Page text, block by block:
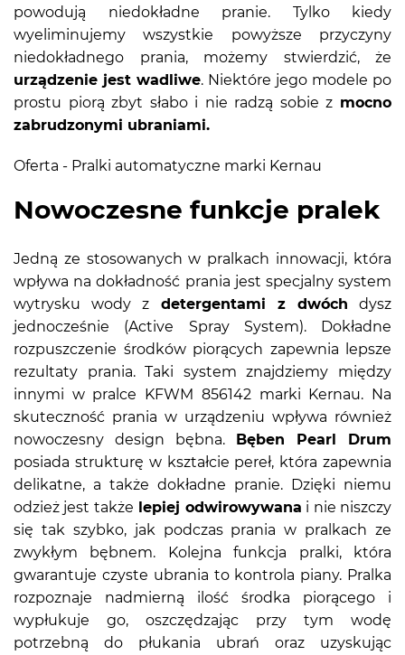
powodują niedokładne pranie. Tylko kiedy
wyeliminujemy wszystkie powyższe przyczyny
niedokładnego prania, możemy stwierdzić, że
urządzenie jest wadliwe. Niektóre jego modele po
prostu piorą zbyt słabo i nie radzą sobie z mocno
zabrudzonymi ubraniami.
Oferta - Pralki automatyczne marki Kernau
Nowoczesne funkcje pralek
Jedną ze stosowanych w pralkach innowacji, która
wpływa na dokładność prania jest specjalny system
wytrysku wody z detergentami z dwóch dysz
jednocześnie (Active Spray System). Dokładne
rozpuszczenie środków piorących zapewnia lepsze
rezultaty prania. Taki system znajdziemy między
innymi w pralce KFWM 856142 marki Kernau. Na
skuteczność prania w urządzeniu wpływa również
nowoczesny design bębna.Bęben Pearl Drum
posiada strukturę w kształcie pereł, która zapewnia
delikatne, a także dokładne pranie. Dzięki niemu
odzież jest także lepiej odwirowywana i nie niszczy
się tak szybko, jak podczas prania w pralkach ze
zwykłym bębnem. Kolejna funkcja pralki, która
gwarantuje czyste ubrania to kontrola piany. Pralka
rozpoznaje nadmierną ilość środka piorącego i
wypłukuje go, oszczędzając przy tym wodę
potrzebną do płukania ubrań oraz uzyskując